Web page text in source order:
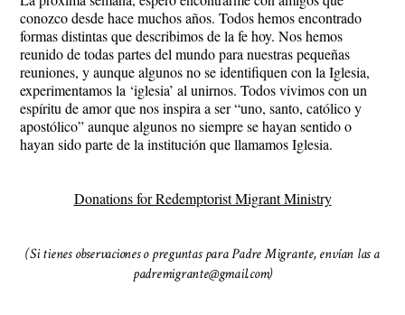
conozco desde hace muchos años. Todos hemos encontrado
formas distintas que describimos de la fe hoy. Nos hemos
reunido de todas partes del mundo para nuestras pequeñas
reuniones, y aunque algunos no se identifiquen con la Iglesia,
experimentamos la ‘iglesia’ al unirnos. Todos vivimos con un
espíritu de amor que nos inspira a ser “uno, santo, católico y
apostólico” aunque algunos no siempre se hayan sentido o
hayan sido parte de la institución que llamamos Iglesia.
Donations for Redemptorist Migrant Ministry
(Si tienes observaciones o preguntas para Padre Migrante, envían las a
padremigrante@gmail.com)